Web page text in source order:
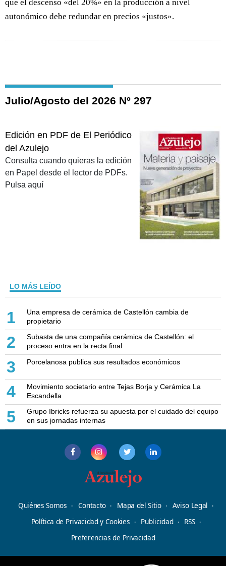
que el descenso «del 20%» en la producción a nivel
autonómico debe redundar en precios «justos».
Julio/Agosto del 2026 Nº 297
Edición en PDF de El Periódico
del Azulejo
Consulta cuando quieras la edición
en Papel desde el lector de PDFs.
Pulsa aquí
LO MÁS LEÍDO
1
Una empresa de cerámica de Castellón cambia de
propietario
2
Subasta de una compañía cerámica de Castellón: el
proceso entra en la recta final
3 Porcelanosa publica sus resultados económicos
4
Movimiento societario entre Tejas Borja y Cerámica La
Escandella
5
Grupo Ibricks refuerza su apuesta por el cuidado del equipo
en sus jornadas internas
Quiénes Somos Contacto Mapa del Sitio
Aviso Legal
Política de Privacidad y Cookies
Publicidad
RSS
Preferencias de Privacidad